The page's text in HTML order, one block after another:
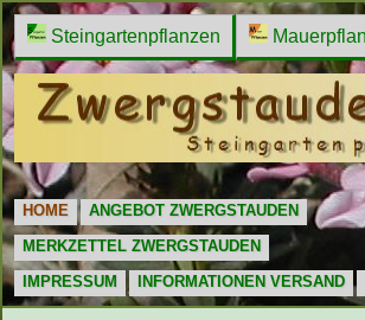
Steingartenpflanzen
HOME
ANGEBOT ZWERGSTAUDEN
MERKZETTEL ZWERGSTAUDEN
IMPRESSUM
INFORMATIONEN VERSAND